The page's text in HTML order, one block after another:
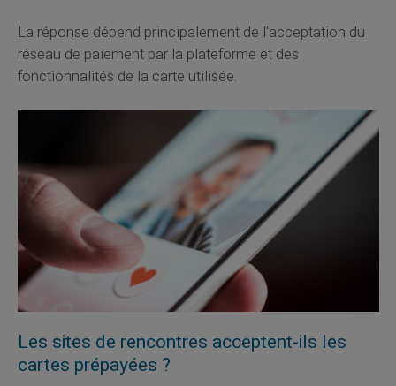
La réponse dépend principalement de l'acceptation du
réseau de paiement par la plateforme et des
fonctionnalités de la carte utilisée.
Les sites de rencontres acceptent-ils les
cartes prépayées ?